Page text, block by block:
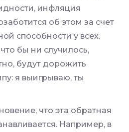
инфляция
об этом за счет
способности у всех.
бы ни случилось,
будут дорожить
я выигрываю, ты
что эта обратная
Например, в